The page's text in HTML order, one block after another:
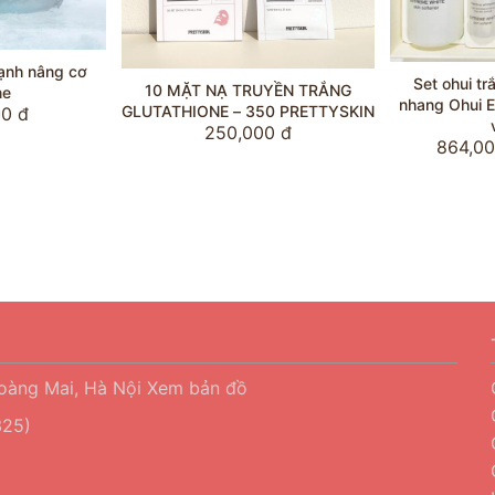
NẠ TRUYỀN TRẮNG
– 350 PRETTYSKIN
Set ohui trắng da trị nám tàn
nhang Ohui Extreme white Snow
864,000 đ
Mai, Hà Nội Xem bản đồ